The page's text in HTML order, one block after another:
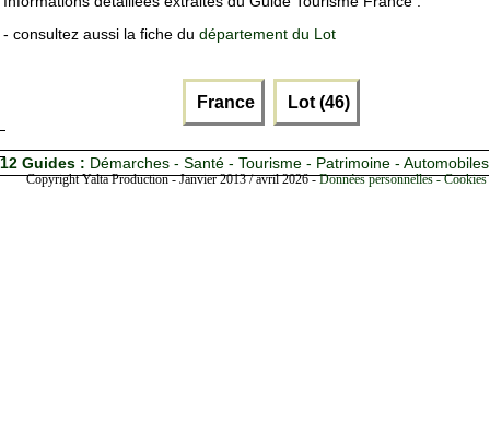
- consultez aussi la fiche du département du Lot
France Lot (46)
12 Guides : Démarches - Santé - Tourisme - Patrimoine - Automobiles
Copyright Yalta Production - Janvier 2013 / avril 2026 -Données personnelles -